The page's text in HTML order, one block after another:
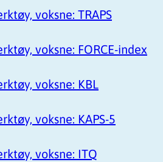
voksne: TRAPS
voksne: FORCE-index
voksne: KBL
voksne: KAPS-5
voksne: ITQ